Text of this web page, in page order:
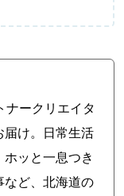
ナークリエイタ
届け。日常生活
ッと一息つき
など、北海道の